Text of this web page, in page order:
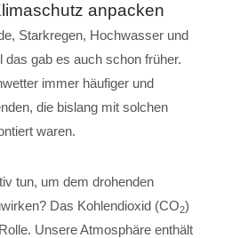
anpacken
Starkregen, Hochwasser und
das gab es auch schon früher.
immer häufiger und
die bislang mit solchen
waren.
tun, um dem drohenden
Das Kohlendioxid (CO2)
Unsere Atmosphäre enthält